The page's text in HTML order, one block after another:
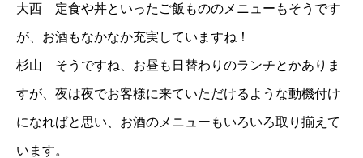
大西 定食や丼といったご飯もののメニューもそうです
が、お酒もなかなか充実していますね！
杉山 そうですね、お昼も日替わりのランチとかありま
すが、夜は夜でお客様に来ていただけるような動機付け
になればと思い、お酒のメニューもいろいろ取り揃えて
います。